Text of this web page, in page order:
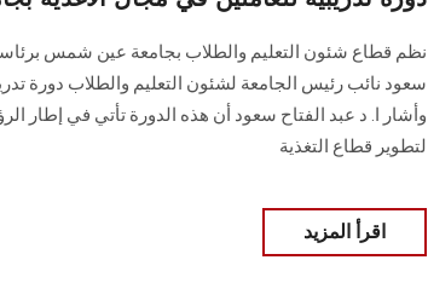
نظم قطاع شئون التعليم والطلاب بجامعة عين شمس برئاسة
سعود نائب رئيس الجامعة لشئون التعليم والطلاب دورة
وأشار ا. د عبد الفتاح سعود أن هذه الدورة تأتي في إطار
لتطوير قطاع التغذية
اقرأ المزيد